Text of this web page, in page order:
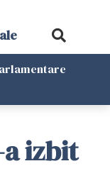
izbit